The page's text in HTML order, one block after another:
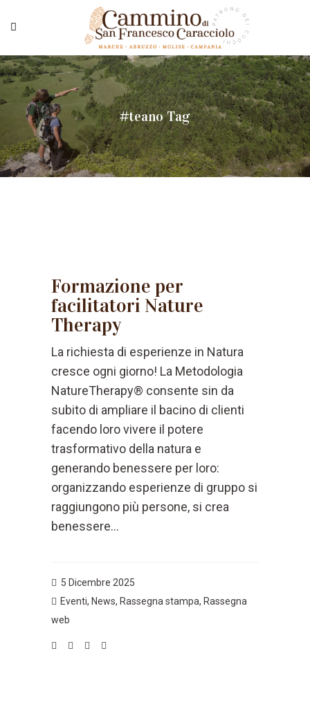
#teano Tag
Formazione per
facilitatori Nature
Therapy
La richiesta di esperienze in Natura
cresce ogni giorno! La Metodologia
NatureTherapy® consente sin da
subito di ampliare il bacino di clienti
facendo loro vivere il potere
trasformativo della natura e
generando benessere per loro:
organizzando esperienze di gruppo si
raggiungono più persone, si crea
benessere...
5 Dicembre 2025
Eventi, News, Rassegna stampa, Rassegna
web